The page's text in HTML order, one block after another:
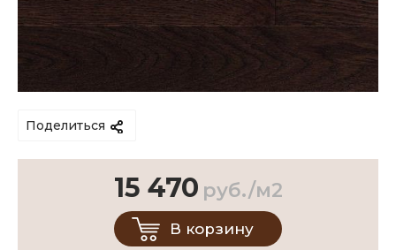
Поделиться
15 470 руб./м2
В корзину